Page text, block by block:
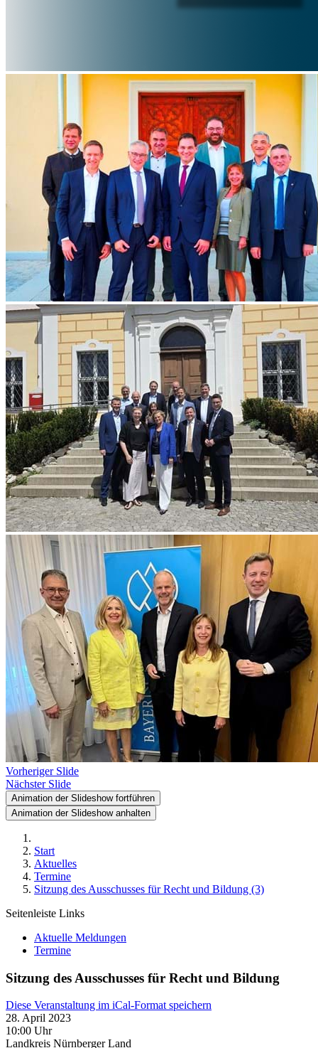
Vorheriger Slide
Nächster Slide
Animation der Slideshow fortführen
Animation der Slideshow anhalten
Start
Aktuelles
Termine
Sitzung des Ausschusses für Recht und Bildung (3)
Seitenleiste Links
Aktuelle Meldungen
Termine
Sitzung des Ausschusses für Recht und Bildung
Diese Veranstaltung im iCal-Format speichern
28. April 2023
10:00 Uhr
Landkreis Nürnberger Land